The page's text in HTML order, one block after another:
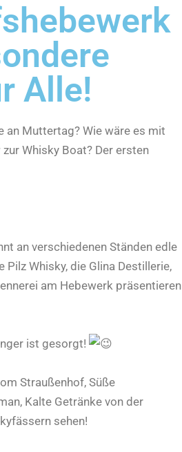
Alle!
an Muttertag? Wie wäre es mit
Whisky Boat? Der ersten
an verschiedenen Ständen edle
Whisky, die Glina Destillerie,
am Hebewerk präsentieren
ist gesorgt!
Straußenhof, Süße
Kalte Getränke von der
sehen!